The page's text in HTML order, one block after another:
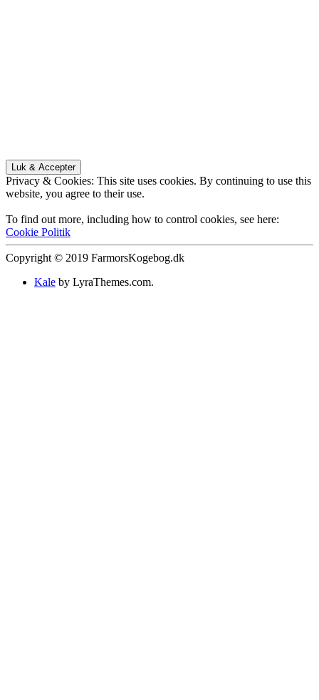
Privacy & Cookies: This site uses cookies. By continuing to use this
website, you agree to their use.
To find out more, including how to control cookies, see here:
Cookie Politik
Copyright © 2019 FarmorsKogebog.dk
Kale by LyraThemes.com.